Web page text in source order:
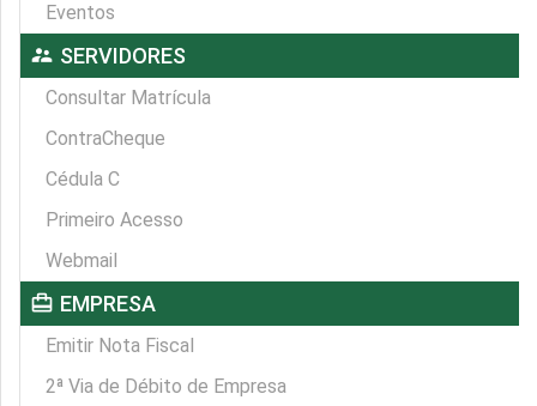
Eventos
supervisor_account SERVIDORES
Consultar Matrícula
ContraCheque
Cédula C
Primeiro Acesso
Webmail
card_travel EMPRESA
Emitir Nota Fiscal
2ª Via de Débito de Empresa